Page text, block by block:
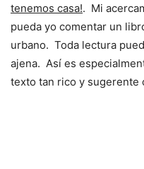
tenemos casa!. Mi
pueda yo comentar un
urbano. Toda lectura
ajena. Así es
texto tan rico y sugerente